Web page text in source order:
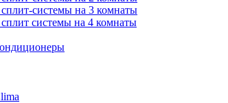
системы на 3 комнаты
системы на 4 комнаты